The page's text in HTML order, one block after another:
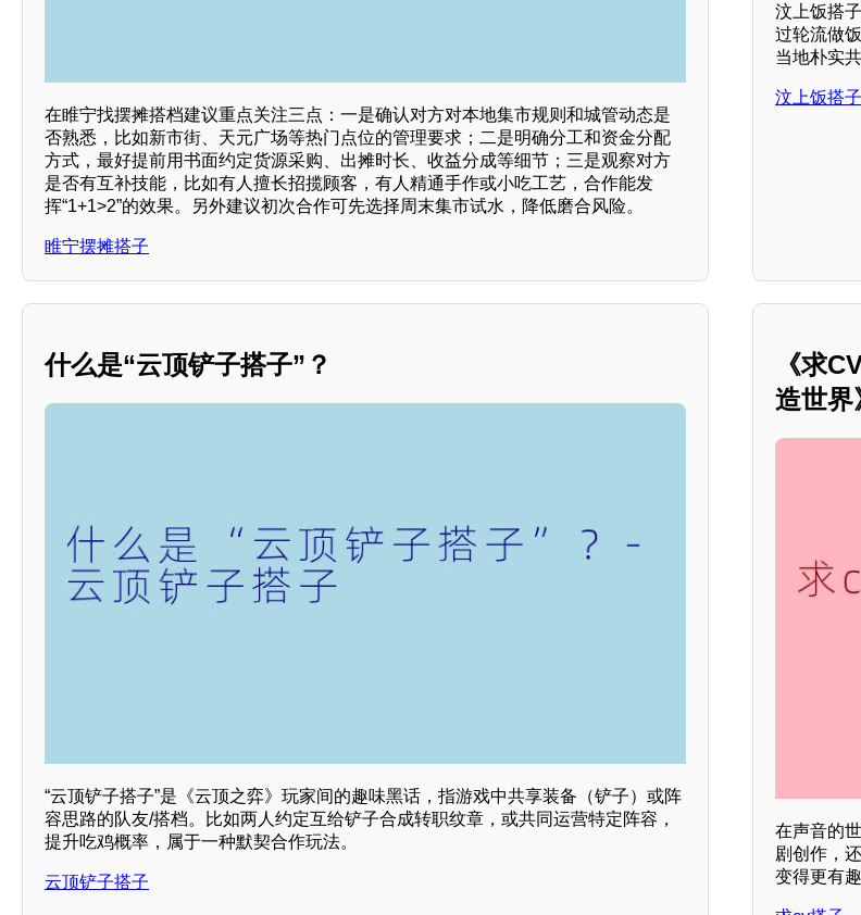
在睢宁找摆摊搭档建议重点关注三点：一是确认对方对本地集市规则和城管动态是
否熟悉，比如新市街、天元广场等热门点位的管理要求；二是明确分工和资金分配
方式，最好提前用书面约定货源采购、出摊时长、收益分成等细节；三是观察对方
是否有互补技能，比如有人擅长招揽顾客，有人精通手作或小吃工艺，合作能发
挥“1+1>2”的效果。另外建议初次合作可先选择周末集市试水，降低磨合风险。
睢宁摆摊搭子
汶上饭搭
过轮流做
当地朴实
汶上饭搭子
什么是“云顶铲子搭子”？
“云顶铲子搭子”是《云顶之弈》玩家间的趣味黑话，指游戏中共享装备（铲子）或阵
容思路的队友/搭档。比如两人约定互给铲子合成转职纹章，或共同运营特定阵容，
提升吃鸡概率，属于一种默契合作玩法。
云顶铲子搭子
《求
造世界
在声音的
剧创作，
变得更有趣